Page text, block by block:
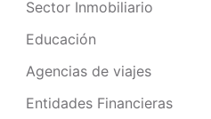
Sector Inmobiliario
Educación
Agencias de viajes
Entidades Financieras